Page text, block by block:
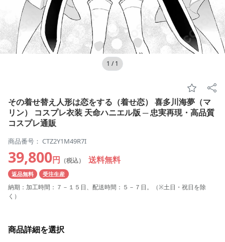
1 /1
その着せ替え人形は恋をする（着せ恋） 喜多川海夢（マ
リン） コスプレ衣装 天命ハニエル版 ─ 忠実再現・高品質
コスプレ通販
商品番号： CTZ2Y1M49R7I
39,800円 （税込） 送料無料
返品無料 受注生産
納期：加工時間：７－１５日、配送時間：５－７日。（※土日・祝日を除
く）
商品詳細を選択